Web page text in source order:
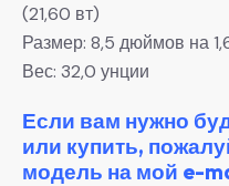
(21,60 вт)
Размер: 8,5 дюймов на
Вес: 32,0 унции
Если вам нужно
или купить,
модель на мой e-